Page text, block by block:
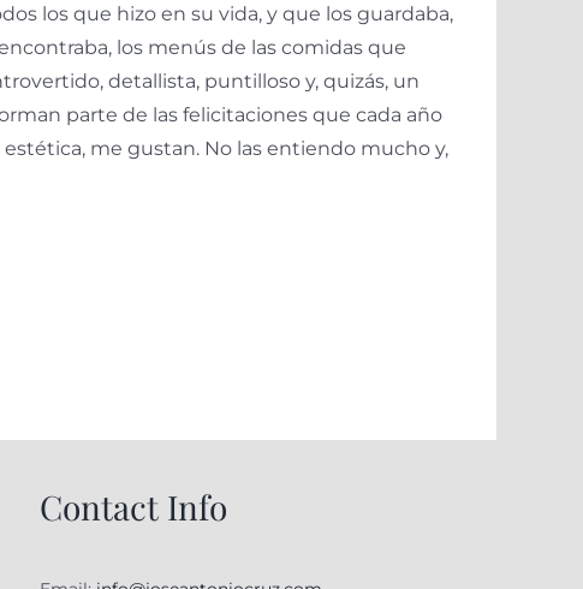
los que hizo en su vida, y que los guardaba,
los menús de las comidas que
detallista, puntilloso y, quizás, un
parte de las felicitaciones que cada año
me gustan. No las entiendo mucho y,
Contact Info